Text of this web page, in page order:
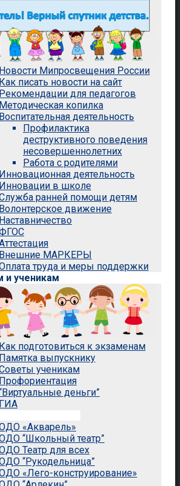
Новости Мипросвещения России
Как писать новости на сайт
Рекомендации для педагогов
Методическая копилка
Воспитательная деятельность
Профилактика
деструктивного поведения
несовершеннолетних
Работа с родителями
Инновационная деятельность
Инновации в школе
ранней помощи детям
Волонтерское движение
Наставничество
Внешние МАРКЕРЫ
труда и меры поддержки
и ученикам
Как подготовиться к экзаменам
Памятка выпускнику
ученикам
Профориентация
деньги”
ГИА
«Акварель»
“Школьный театр”
Театр для всех
“Рукодельница”
«Лего-конструирование»